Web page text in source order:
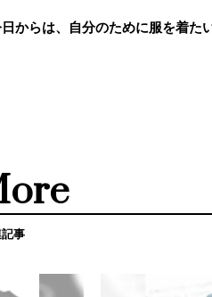
からは、自分のために服を着た
事